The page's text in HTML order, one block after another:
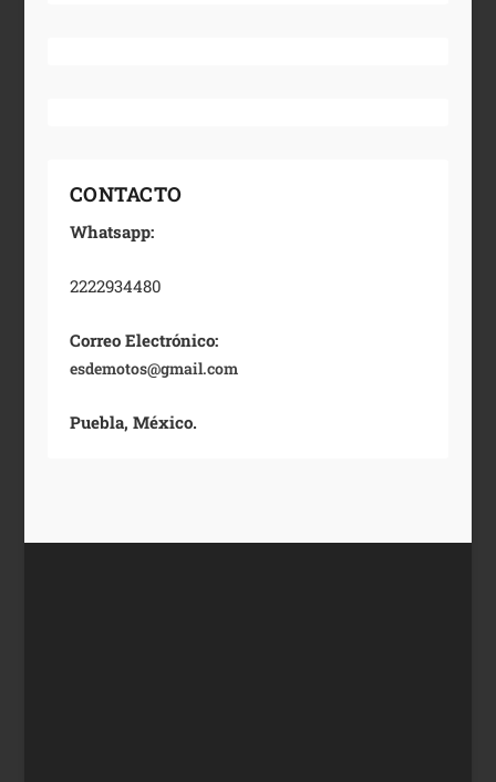
CONTACTO
Whatsapp:
2222934480
Correo Electrónico:
esdemotos@gmail.com
Puebla, México.